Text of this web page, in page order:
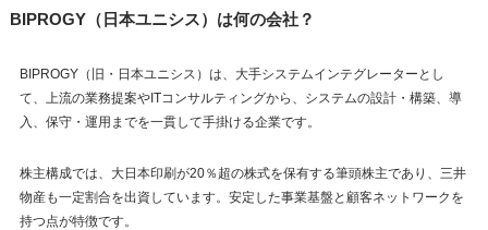
BIPROGY（日本ユニシス）は何の会社？
BIPROGY（旧・日本ユニシス）は、大手システムインテグレーターとし
て、上流の業務提案やITコンサルティングから、システムの設計・構築、導
入、保守・運用までを一貫して手掛ける企業です。
株主構成では、大日本印刷が20％超の株式を保有する筆頭株主であり、三井
物産も一定割合を出資しています。安定した事業基盤と顧客ネットワークを
持つ点が特徴です。